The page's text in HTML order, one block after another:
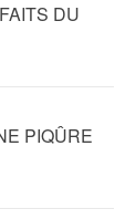
DU
PIQÛRE